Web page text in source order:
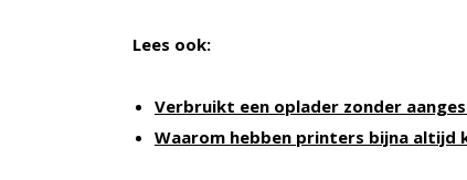
Lees ook:
Verbruikt een oplader zonder
Waarom hebben printers bijna altijd